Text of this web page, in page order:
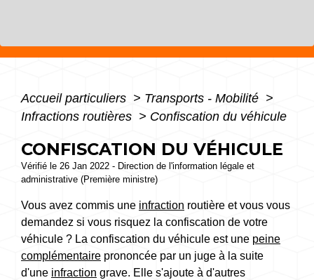
Accueil particuliers > Transports - Mobilité >
Infractions routières > Confiscation du véhicule
CONFISCATION DU VÉHICULE
Vérifié le 26 Jan 2022 - Direction de l'information légale et
administrative (Première ministre)
Vous avez commis une infraction routière et vous vous
demandez si vous risquez la confiscation de votre
véhicule ? La confiscation du véhicule est une peine
complémentaire prononcée par un juge à la suite
d'une infraction grave. Elle s'ajoute à d'autres